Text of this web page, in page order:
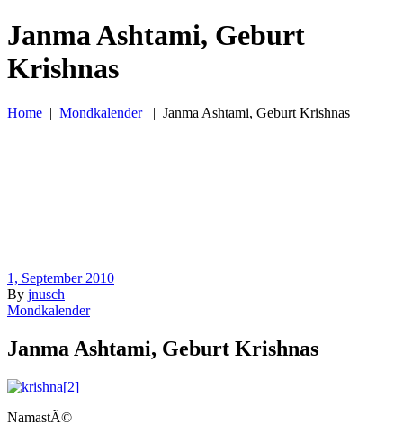
Janma Ashtami, Geburt
Krishnas
Home | Mondkalender | Janma Ashtami, Geburt Krishnas
1, September 2010
By jnusch
Mondkalender
Janma Ashtami, Geburt Krishnas
NamastÃ©